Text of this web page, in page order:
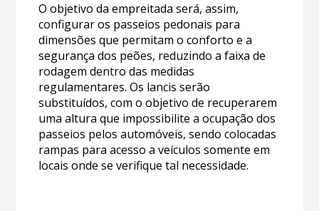
O objetivo da empreitada será, assim,
configurar os passeios pedonais para
dimensões que permitam o conforto e a
segurança dos peões, reduzindo a faixa de
rodagem dentro das medidas
regulamentares. Os lancis serão
substituídos, com o objetivo de recuperarem
uma altura que impossibilite a ocupação dos
passeios pelos automóveis, sendo colocadas
rampas para acesso a veículos somente em
locais onde se verifique tal necessidade.